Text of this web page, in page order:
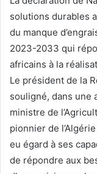
solutions durables
du manque
2023-2033 qui
africains à la
Le président de la
souligné, dans une
ministre de
pionnier de
eu égard à ses
de répondre aux